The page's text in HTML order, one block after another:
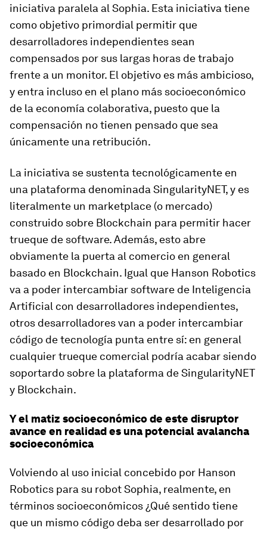
iniciativa paralela al Sophia. Esta iniciativa tiene
como objetivo primordial permitir que
desarrolladores independientes sean
compensados por sus largas horas de trabajo
frente a un monitor. El objetivo es más ambicioso,
y entra incluso en el plano más socioeconómico
de la economía colaborativa, puesto que la
compensación no tienen pensado que sea
únicamente una retribución.
La iniciativa se sustenta tecnológicamente en
una plataforma denominada SingularityNET, y es
literalmente un marketplace (o mercado)
construido sobre Blockchain para permitir hacer
trueque de software. Además, esto abre
obviamente la puerta al comercio en general
basado en Blockchain. Igual que Hanson Robotics
va a poder intercambiar software de Inteligencia
Artificial con desarrolladores independientes,
otros desarrolladores van a poder intercambiar
código de tecnología punta entre sí: en general
cualquier trueque comercial podría acabar siendo
soportardo sobre la plataforma de SingularityNET
y Blockchain.
Y el matiz socioeconómico de este disruptor
avance en realidad es una potencial avalancha
socioeconómica
Volviendo al uso inicial concebido por Hanson
Robotics para su robot Sophia, realmente, en
términos socioeconómicos ¿Qué sentido tiene
que un mismo código deba ser desarrollado por